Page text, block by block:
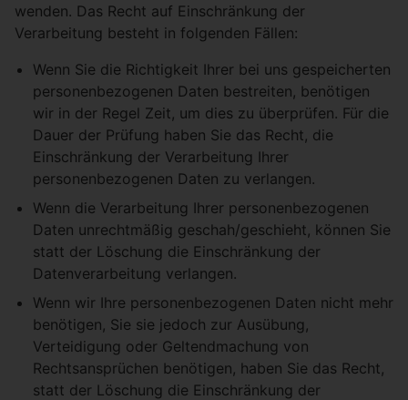
wenden. Das Recht auf Einschränkung der
Verarbeitung besteht in folgenden Fällen:
Wenn Sie die Richtigkeit Ihrer bei uns gespeicherten
personenbezogenen Daten bestreiten, benötigen
wir in der Regel Zeit, um dies zu überprüfen. Für die
Dauer der Prüfung haben Sie das Recht, die
Einschränkung der Verarbeitung Ihrer
personenbezogenen Daten zu verlangen.
Wenn die Verarbeitung Ihrer personenbezogenen
Daten unrechtmäßig geschah/geschieht, können Sie
statt der Löschung die Einschränkung der
Datenverarbeitung verlangen.
Wenn wir Ihre personenbezogenen Daten nicht mehr
benötigen, Sie sie jedoch zur Ausübung,
Verteidigung oder Geltendmachung von
Rechtsansprüchen benötigen, haben Sie das Recht,
statt der Löschung die Einschränkung der